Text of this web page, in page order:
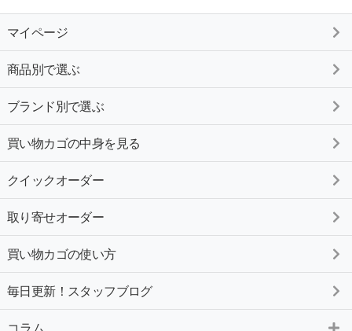
マイページ
商品別で選ぶ
ブランド別で選ぶ
買い物カゴの中身を見る
クイックオーダー
取り寄せオーダー
買い物カゴの使い方
毎日更新！スタッフブログ